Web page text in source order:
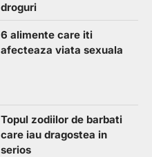
droguri
6 alimente care iti
afecteaza viata sexuala
Topul zodiilor de barbati
care iau dragostea in
serios